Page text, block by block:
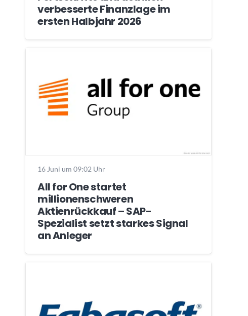
verbesserte Finanzlage im
ersten Halbjahr 2026
16 Juni um 09:02 Uhr
All for One startet
millionenschweren
Aktienrückkauf – SAP-
Spezialist setzt starkes Signal
an Anleger